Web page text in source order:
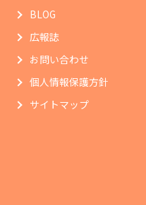
BLOG
広報誌
お問い合わせ
個人情報保護方針
サイトマップ